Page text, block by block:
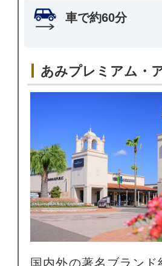
車で約60分
あみプレミアム・
国内外の著名ブランド